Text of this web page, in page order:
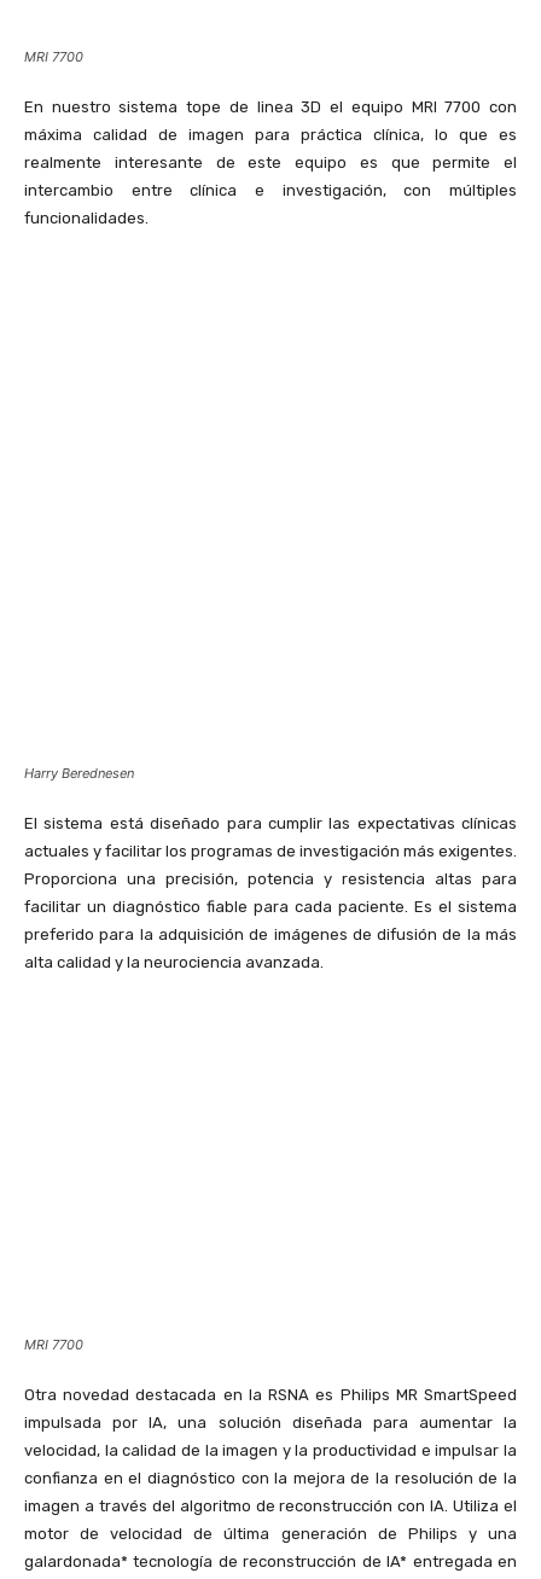
MRI 7700
En nuestro sistema tope de linea 3D el equipo MRI 7700 con
máxima calidad de imagen para práctica clínica, lo que es
realmente interesante de este equipo es que permite el
intercambio entre clínica e investigación, con múltiples
funcionalidades.
Harry Berednesen
El sistema está diseñado para cumplir las expectativas clínicas
actuales y facilitar los programas de investigación más exigentes.
Proporciona una precisión, potencia y resistencia altas para
facilitar un diagnóstico fiable para cada paciente. Es el sistema
preferido para la adquisición de imágenes de difusión de la más
alta calidad y la neurociencia avanzada.
MRI 7700
Otra novedad destacada en la RSNA es Philips MR SmartSpeed
impulsada por IA, una solución diseñada para aumentar la
velocidad, la calidad de la imagen y la productividad e impulsar la
confianza en el diagnóstico con la mejora de la resolución de la
imagen a través del algoritmo de reconstrucción con IA. Utiliza el
motor de velocidad de última generación de Philips y una
galardonada* tecnología de reconstrucción de IA* entregada en